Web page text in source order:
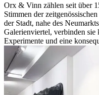
Orx & Vinn zählen seit über
Stimmen der
der Stadt, nahe des
Galerienviertel, verbinden sie
Experimente und eine